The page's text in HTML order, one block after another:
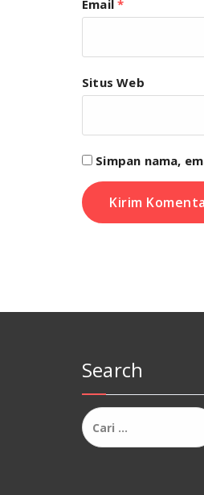
Email*
Situs Web
Simpan nama,
Search
Cari
untuk: